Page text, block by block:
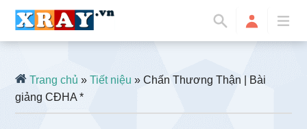
Trang chủ »Tiết niệu » Chấn Thương Thận | Bài
giảng CĐHA *